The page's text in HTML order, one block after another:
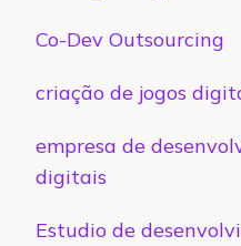
Co-Dev Outsourcing
criação de jogos
empresa de
digitais
Estudio de